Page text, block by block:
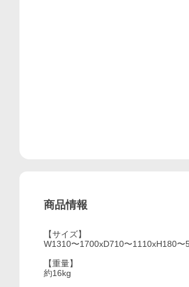
商品情報
【サイズ】
W1310〜1700xD710〜1110xH180〜
【重量】
約16kg